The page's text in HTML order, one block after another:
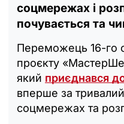
соцмережах і
почувається та
Переможець 16-го
проєкту
який приєднався
вперше за
соцмережах та